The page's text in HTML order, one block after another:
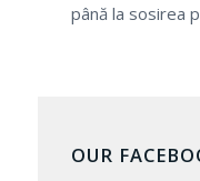
până la sosirea
OUR